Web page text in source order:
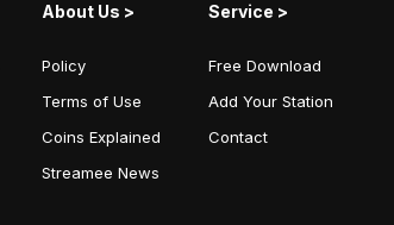
About Us >
Policy
Terms of Use
Coins Explained
Streamee News
Service >
Free Download
Add Your Station
Contact